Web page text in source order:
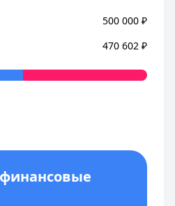
500 000 ₽
470 602 ₽